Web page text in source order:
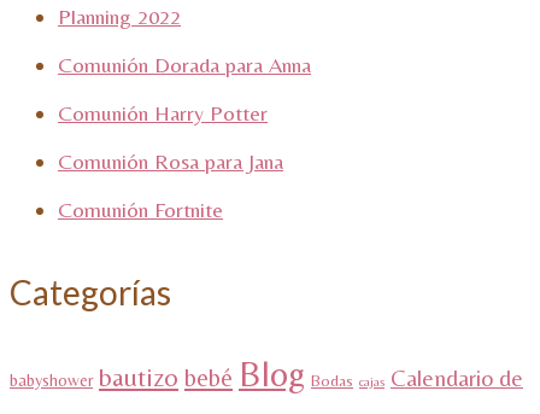
Planning 2022
Comunión Dorada para Anna
Comunión Harry Potter
Comunión Rosa para Jana
Comunión Fortnite
Categorías
babyshower bautizo bebé Blog Bodas cajas Calendario de